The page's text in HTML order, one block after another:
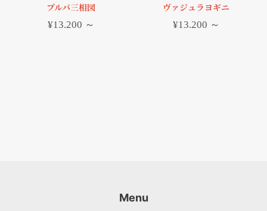
プルパ三相図
¥13.200 ～
ヴァジュラヨギニ
¥13.200 ～
Menu